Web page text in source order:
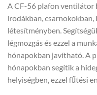
A CF-56 plafon ventilátor
irodákban, csarnokokban,
létesítményben.
légmozgás és ezzel a
hónapokban javítható. A
hónapokban segítik a
helyiségben, ezzel fűtési